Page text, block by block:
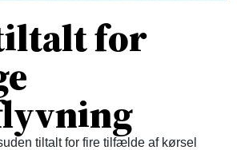
for
tiltalt for fire tilfælde af kørsel